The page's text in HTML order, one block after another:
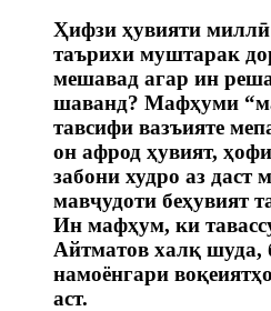
Ҳифзи ҳувияти
таърихи муштарак
мешавад агар ин
шаванд? Мафҳуми “
тавсифи вазъияте
он афрод ҳувият,
забони худро аз даст
мавҷудоти беҳувият
Ин мафҳум, ки
Айтматов халқ шуда,
намоёнгари
аст.